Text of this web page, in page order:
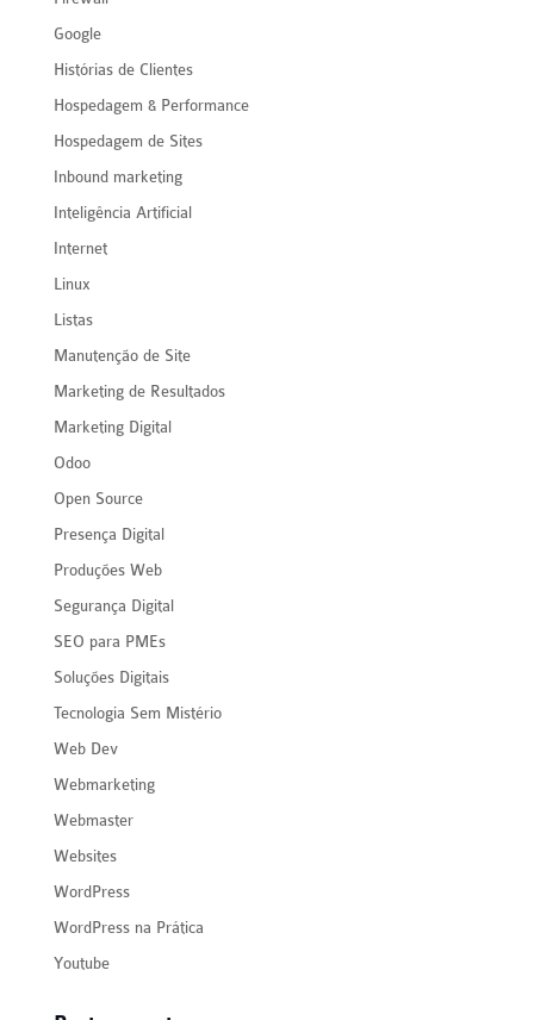
Google
Histórias de Clientes
Hospedagem & Performance
Hospedagem de Sites
Inbound marketing
Inteligência Artificial
Internet
Linux
Listas
Manutenção de Site
Marketing de Resultados
Marketing Digital
Odoo
Open Source
Presença Digital
Produções Web
Segurança Digital
SEO para PMEs
Soluções Digitais
Tecnologia Sem Mistério
Web Dev
Webmarketing
Webmaster
Websites
WordPress
WordPress na Prática
Youtube